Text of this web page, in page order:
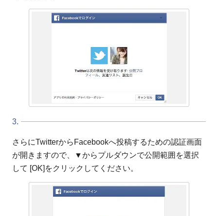
3.
さらにTwitterからFacebookへ投稿するための認証画面
が開きますので、▼からプルダウンで公開範囲を選択
して [OK]をクリックしてください。